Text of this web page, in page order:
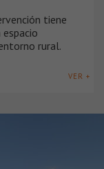
tiene
rural.
VER +